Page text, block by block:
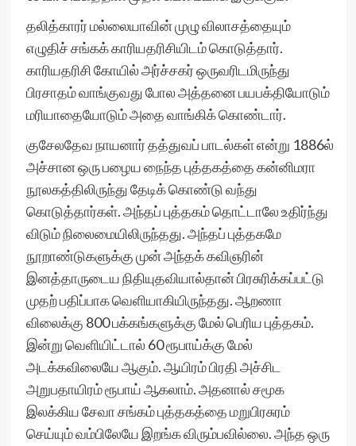
தலித்காரர் மல்லையாவின் முழு விலாசத்தையும்
எழுதிச் சங்கக் காரியதரிசியிடம் கொடுத்தார்.
காரியதரிசி கோயில் அர்ச்சகர் ஒருவரிடமிருந்து
பிரசாதம் வாங்குவது போல அத்தனை பயபக்தியோடும்
மரியாதையோடும் அதை வாங்கிக் கொண்டார்.
குசேலதேவ நாயனார் தத்துவப் பாடல்கள் என்று 1886ல்
அச்சான ஒரு பழைய நைந்த புத்தகத்தை கன்னிமரா
நூலகத்திலிருந்து தேடிக் கொண்டு வந்து
கொடுத்தார்கள். அந்தப் புத்தகம் தொட்டாலே உதிர்ந்து
விடும் நிலைமையிலிருந்தது. அந்தப் புத்தகமே
நூறாண்டுகளுக்கு முன் அந்தக் கவிஞரின்
இனத்தாருடைய நிதியுதவியால்தான் பிரசுரிக்கப்பட்டு
முதற் பதிப்பாக வெளியாகியிருந்தது. ஆறணா
விலைக்கு 800 பக்கங்களுக்கு மேல் பெரிய புத்தகம்.
இன்று வெளியிட்டால் 60 ரூபாய்க்கு மேல்
அடக்கவிலையே ஆகும். ஆயிரம் பிரதி அச்சிட
அறுபதாயிரம் ரூபாய் ஆகலாம். அதனால் சமூக
இலக்கிய சேவா சங்கம் புத்தகத்தை மறுபிரசுரம்
செய்யும் வம்பிலேயே இறங்க விரும்பவில்லை. அந்த ஒரு